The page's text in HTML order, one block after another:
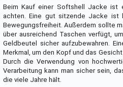
Beim Kauf einer Softshell Jacke ist
achten. Eine gut sitzende Jacke ist
Bewegungsfreiheit. Außerdem sollte
über ausreichend Taschen verfügt,
Geldbeutel sicher aufzubewahren.
Merkmal, um den Kopf und das
Durch die Verwendung von
Verarbeitung kann man sicher sein,
die viele Jahre hält.